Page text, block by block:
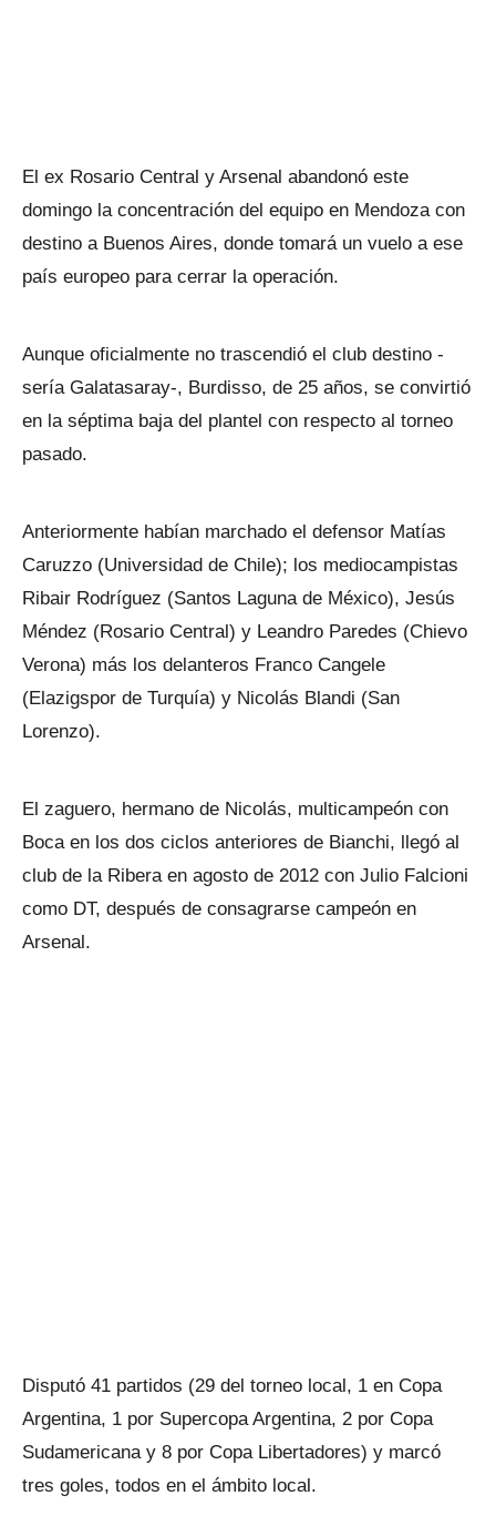
El ex Rosario Central y Arsenal abandonó este
domingo la concentración del equipo en Mendoza con
destino a Buenos Aires, donde tomará un vuelo a ese
país europeo para cerrar la operación.
Aunque oficialmente no trascendió el club destino -
sería Galatasaray-, Burdisso, de 25 años, se convirtió
en la séptima baja del plantel con respecto al torneo
pasado.
Anteriormente habían marchado el defensor Matías
Caruzzo (Universidad de Chile); los mediocampistas
Ribair Rodríguez (Santos Laguna de México), Jesús
Méndez (Rosario Central) y Leandro Paredes (Chievo
Verona) más los delanteros Franco Cangele
(Elazigspor de Turquía) y Nicolás Blandi (San
Lorenzo).
El zaguero, hermano de Nicolás, multicampeón con
Boca en los dos ciclos anteriores de Bianchi, llegó al
club de la Ribera en agosto de 2012 con Julio Falcioni
como DT, después de consagrarse campeón en
Arsenal.
Disputó 41 partidos (29 del torneo local, 1 en Copa
Argentina, 1 por Supercopa Argentina, 2 por Copa
Sudamericana y 8 por Copa Libertadores) y marcó
tres goles, todos en el ámbito local.